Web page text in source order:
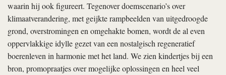
waarin hij ook figureert. Tegenover doemscenario’s over
klimaatverandering, met geijkte rampbeelden van uitgedroogde
grond, overstromingen en omgehakte bomen, wordt de al even
oppervlakkige idylle gezet van een nostalgisch regeneratief
boerenleven in harmonie met het land. We zien kindertjes bij een
bron, promopraatjes over mogelijke oplossingen en heel veel